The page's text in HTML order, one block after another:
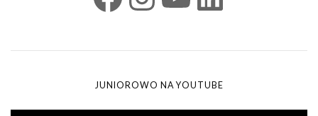
JUNIOROWO NA YOUTUBE